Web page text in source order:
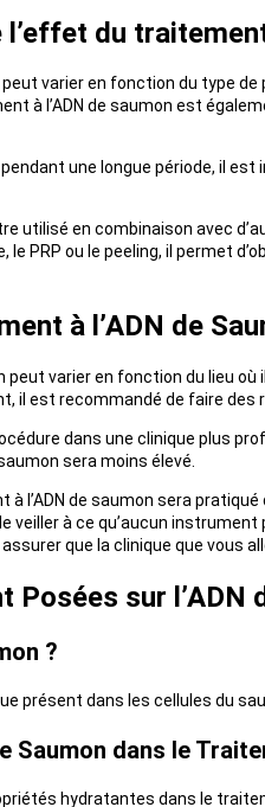
du
varier en fonction du type
à l’ADN de saumon est
une longue période, il
utilisé en combinaison avec
PRP ou le peeling, il permet
à l’ADN de
peut varier en fonction du lieu
il est recommandé de faire
dans une clinique plus
sera moins élevé.
à l’ADN de saumon sera
veiller à ce qu’aucun
que la clinique que vous
Posées sur l’ADN
?
présent dans les cellules du
Saumon dans le
hydratantes dans le